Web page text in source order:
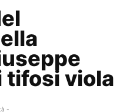
tifosi viola
-